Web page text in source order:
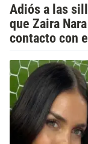
Adiós a las
que Zaira
contacto con